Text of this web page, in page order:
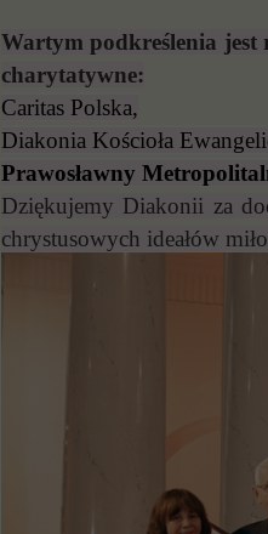
Wartym podkreślenia jest
charytatywne:
Caritas Polska,
Diakonia Kościoła
Prawosławny
Dziękujemy Diakonii za
chrystusowych ideałów